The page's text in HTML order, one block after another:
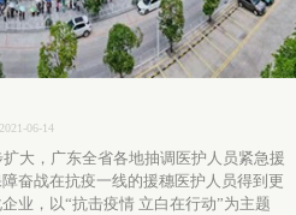
2021-06-14
大，广东全省各地抽调医护人员紧急援
奋战在抗疫一线的援穗医护 人员得到更
业， 以“抗击疫情 立白在行动”为主题